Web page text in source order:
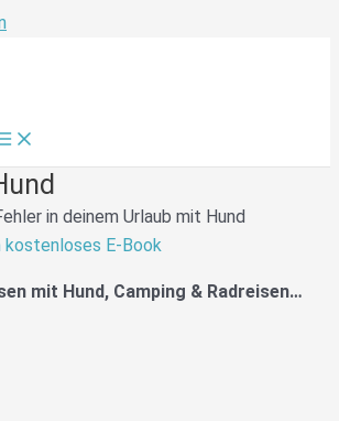
in deinem Urlaub mit Hund
kostenloses E-Book
mit Hund, Camping & Radreisen…